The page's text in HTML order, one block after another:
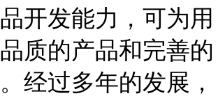
开发能力，可为用
质的产品和完善的
经过多年的发展，